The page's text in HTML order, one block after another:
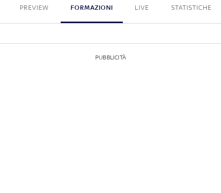
PREVIEW FORMAZIONI LIVE STATISTICHE
PUBBLICITÀ